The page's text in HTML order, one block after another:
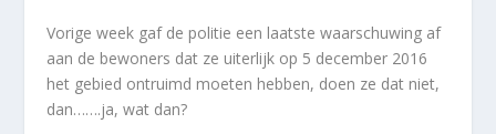
Vorige week gaf de politie een laatste waarschuwing af
aan de bewoners dat ze uiterlijk op 5 december 2016
het gebied ontruimd moeten hebben, doen ze dat niet,
dan…….ja, wat dan?